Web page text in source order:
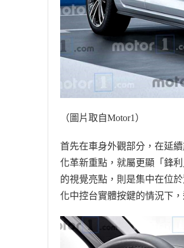
（圖片取自Motor1 ）
首先在車身外觀部分，在延
化革新重點，就屬更顯「鋒
的視覺亮點，則是集中在位
化中控台實體按鍵的情況下